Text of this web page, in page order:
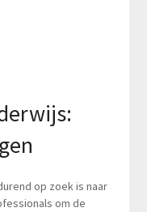
op zoek is naar
om de